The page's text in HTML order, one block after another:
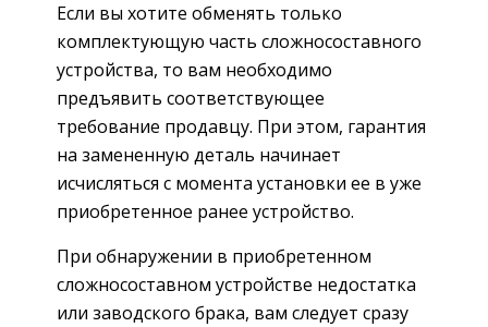
Если вы хотите обменять только
комплектующую часть сложносоставного
устройства, то вам необходимо
предъявить соответствующее
требование продавцу. При этом, гарантия
на замененную деталь начинает
исчисляться с момента установки ее в уже
приобретенное ранее устройство.
При обнаружении в приобретенном
сложносоставном устройстве недостатка
или заводского брака, вам следует сразу